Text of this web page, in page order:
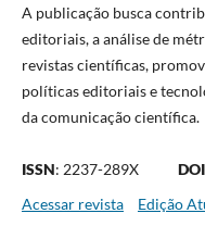
A publicação busca
editoriais, a análise de
revistas científicas,
políticas editoriais e
da comunicação científica.
ISSN: 2237-289X
Acessar revista
Edição